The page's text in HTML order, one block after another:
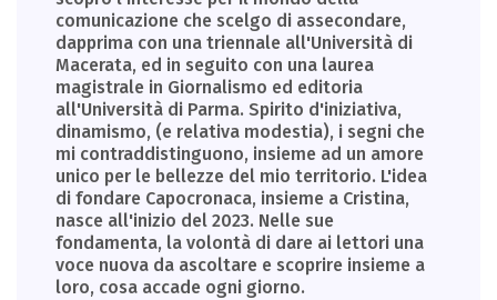
comunicazione che scelgo di assecondare,
dapprima con una triennale all'Università di
Macerata, ed in seguito con una laurea
magistrale in Giornalismo ed editoria
all'Università di Parma. Spirito d'iniziativa,
dinamismo, (e relativa modestia), i segni che
mi contraddistinguono, insieme ad un amore
unico per le bellezze del mio territorio. L'idea
di fondare Capocronaca, insieme a Cristina,
nasce all'inizio del 2023. Nelle sue
fondamenta, la volontà di dare ai lettori una
voce nuova da ascoltare e scoprire insieme a
loro, cosa accade ogni giorno.